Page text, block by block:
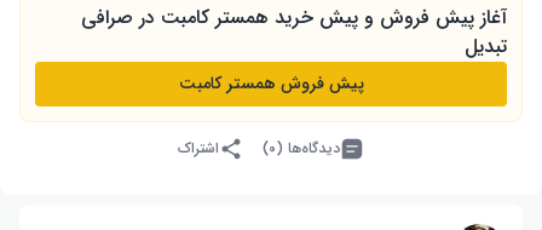
آغاز پیش فروش و پیش خرید همستر کامبت در صرافی
تبدیل
پیش فروش همستر کامبت
دیدگاه‌ها (۰) اشتراک